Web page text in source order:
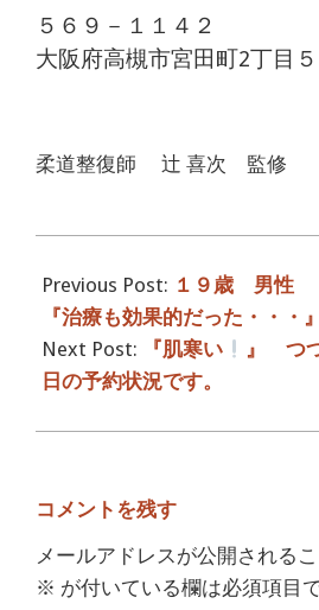
５６９－１１４２
大阪府高槻市宮田町2丁目
柔道整復師 辻 喜次 監修
04-
14
Previous Post: １９歳 男性
『治療も効果的だった・・・』
Next Post:
『肌寒い
』 つ
日の予約状況です。
コメントを残す
メールアドレスが公開される
※ が付いている欄は必須項目